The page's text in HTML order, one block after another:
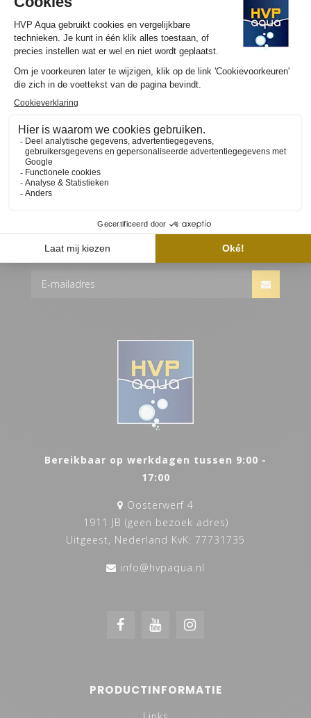
niet retour nemen. Verzendkosten van ruildelen naar en
van hvpaqua.nl komen altijd voor rekening van de klant.
Wij adviseren u voordat u artikelen retour stuurt een
controle op eventuele schade te controleren en deze
per mail aan ons te communiceren. Beschadigde
artikelen worden niet vergoedt. Bij vragen,
onduidelijkheden of voor overige informatie verwijzen
wij u naar onze algemene voorwaarden
ABONNEER JE OP ONZE NIEUWSBRIEF
Ontvang als eerste nieuws, updates en speciale
Bereikbaar op werkdagen tussen 9:00 -
17:00
Oosterwerf 4
1911 JB (geen bezoek adres)
Uitgeest, Nederland KvK: 77731735
info@hvpaqua.nl
PRODUCTINFORMATIE